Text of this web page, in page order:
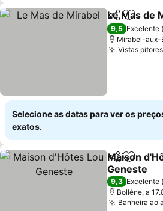
Partilhar
Le Mas de
9,5 Excelente
Mirabel-aux-
Vistas
Selecione as datas para ver os
exatos.
Partilhar
Maison
Geneste
Ver preços
9,3 Excelente
Bollène, a
Banheira ao